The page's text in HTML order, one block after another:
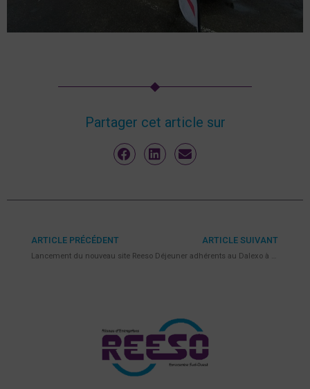
Partager cet article sur
ARTICLE PRÉCÉDENT
Lancement du nouveau site Reeso
ARTICLE SUIVANT
Déjeuner adhérents au Dalexo à Bouloc